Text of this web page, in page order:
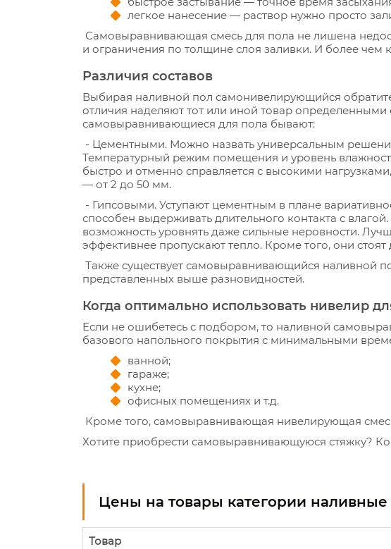
легкое нанесение — раствор нужно просто
Самовыравнивающая смесь для пола не лишена
и ограничения по толщине слоя заливки. И более
Различия составов
Выбирая наливной пол самонивелирующийся
отличия наделяют тот или иной товар
самовыравнивающиеся для пола бывают:
- Цементными. Можно назвать универсальным
Температурный режим помещения и уровень
быстро и отменно справляется с высокими
— от 2 до 50 мм.
- Гипсовыми. Уступают цементным в плане
способен выдерживать длительного контакта с
возможность уровнять даже сильные неровности.
эффективнее пропускают тепло. Кроме того, они
Также существует самовыравнивающийся наливной
представленных выше разновидностей.
Когда оптимально использовать нивелир
Если не ошибетесь с подбором, то наливной
базового напольного покрытия с минимальными
ванной;
гараже;
кухне;
офисных помещениях и т.д.
Кроме того, самовыравнивающая нивелирующая
Хотите приобрести самовыравнивающуюся стяжку?
Цены на товары категории
Товар